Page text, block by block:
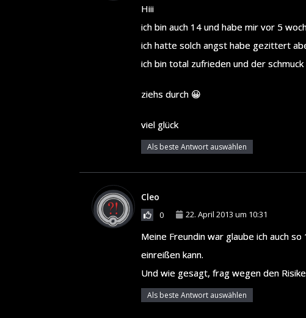
Hiii
ich bin auch 14 und habe mir vor 5
ich hatte solch angst habe gezittert
ich bin total zufrieden und der
ziehs durch 😀
viel glück
Als beste Antwort auswählen
Cleo
0 22. April 2013 um 10:31
Meine Freundin war glaube ich auch
einreißen kann.
Und wie gesagt, frag wegen den
Als beste Antwort auswählen